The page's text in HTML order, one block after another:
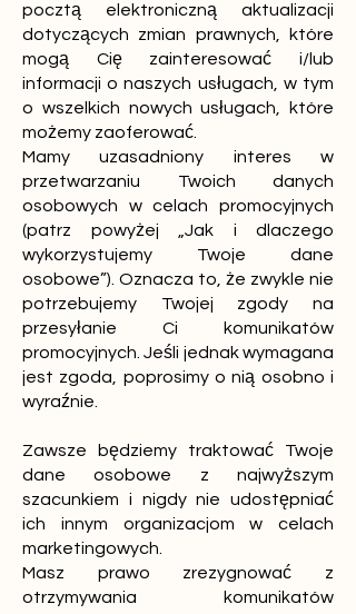
pocztą elektroniczną aktualizacji
dotyczących zmian prawnych, które
mogą Cię zainteresować i/lub
informacji o naszych usługach, w tym
o wszelkich nowych usługach, które
możemy zaoferować.
Mamy uzasadniony interes w
przetwarzaniu Twoich danych
osobowych w celach promocyjnych
(patrz powyżej „Jak i dlaczego
wykorzystujemy Twoje dane
osobowe”). Oznacza to, że zwykle nie
potrzebujemy Twojej zgody na
przesyłanie Ci komunikatów
promocyjnych. Jeśli jednak wymagana
jest zgoda, poprosimy o nią osobno i
wyraźnie.
Zawsze będziemy traktować Twoje
dane osobowe z najwyższym
szacunkiem i nigdy nie udostępniać
ich innym organizacjom w celach
marketingowych.
Masz prawo zrezygnować z
otrzymywania komunikatów